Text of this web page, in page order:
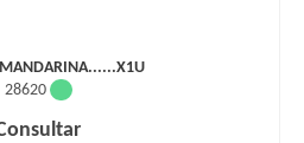
28620